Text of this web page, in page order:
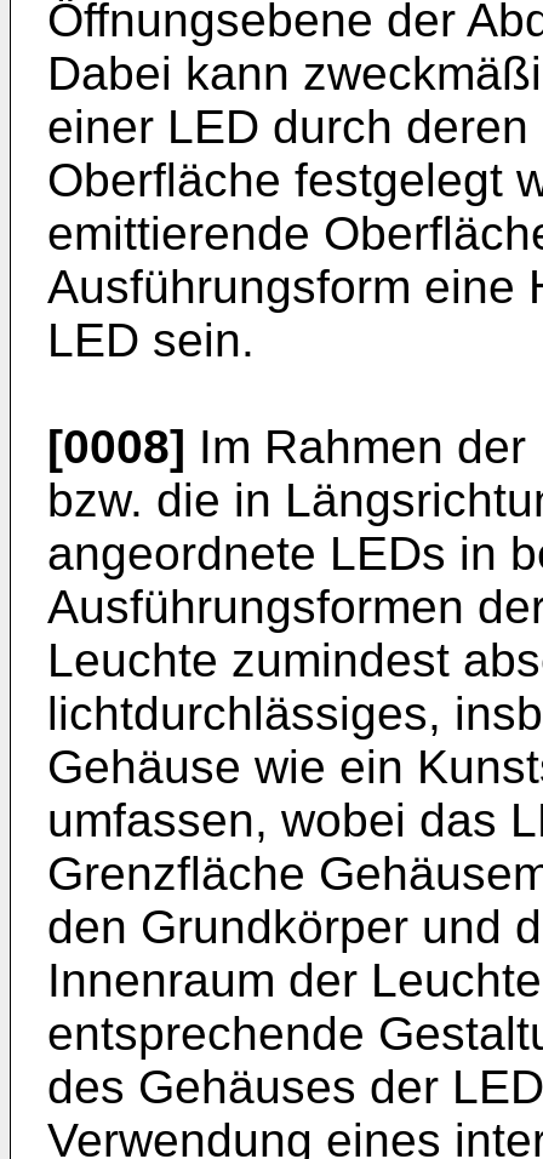
Öffnungsebene der
Dabei kann
einer LED durch
Oberfläche festgelegt
emittierende
Ausführungsform eine
LED sein.
[0008] Im Rahmen
bzw. die in
angeordnete LEDs in
Ausführungsformen
Leuchte zumindest
lichtdurchlässiges,
Gehäuse wie ein
umfassen, wobei das
Grenzfläche
den Grundkörper und
Innenraum der
entsprechende
des Gehäuses der
Verwendung eines